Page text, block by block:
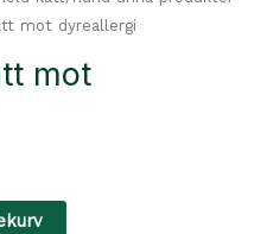
mot dyreallergi
mot